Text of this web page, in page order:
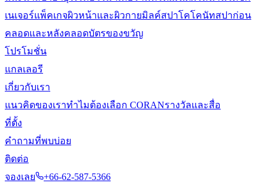
เนเจอร์แพ็คเกจผิวหน้าและผิวกายมิลค์สปาโคโคนัทสปาก่อน
คลอดและหลังคลอดบัตรของขวัญ
โปรโมชั่น
แกลเลอรี
เกี่ยวกับเรา
แนวคิดของเราทำไมต้องเลือก CORANรางวัลและสื่อ
ที่ตั้ง
คำถามที่พบบ่อย
ติดต่อ
จองเลย
+66-62-587-5366